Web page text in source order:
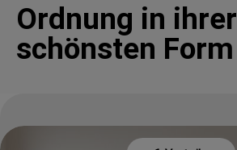
Ordnung in ihrer
schönsten Form